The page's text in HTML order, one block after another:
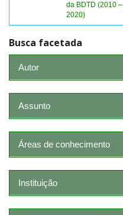
da BDTD (2010 –
2020)
Busca facetada
Autor
Assunto
Áreas de conhecimento
Instituição